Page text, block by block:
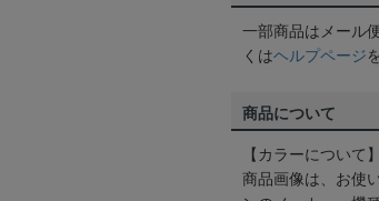
一部商品はメール
くはヘルプページ
商品について
【カラーについて】
商品画像は、お使